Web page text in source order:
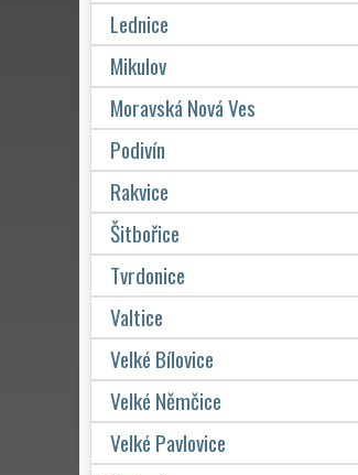
Lednice
Mikulov
Moravská Nová Ves
Podivín
Rakvice
Šitbořice
Tvrdonice
Valtice
Velké Bílovice
Velké Němčice
Velké Pavlovice